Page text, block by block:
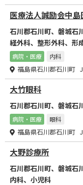
医療法人誠励会中島
石川郡石川町、磐城石
経外科、整形外科、形
病院・医療 内科
福島県石川郡石川町
大竹眼科
石川郡石川町、磐城石
病院・医療 眼科
福島県石川郡石川町
大野診療所
石川郡石川町、磐城石
内科、小児科